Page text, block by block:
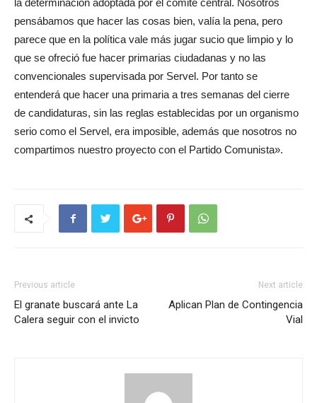
la determinación adoptada por el comité central. Nosotros
pensábamos que hacer las cosas bien, valía la pena, pero
parece que en la política vale más jugar sucio que limpio y lo
que se ofreció fue hacer primarias ciudadanas y no las
convencionales supervisada por Servel. Por tanto se
entenderá que hacer una primaria a tres semanas del cierre
de candidaturas, sin las reglas establecidas por un organismo
serio como el Servel, era imposible, además que nosotros no
compartimos nuestro proyecto con el Partido Comunista».
Previous article
El granate buscará ante La
Calera seguir con el invicto
Next article
Aplican Plan de Contingencia
Vial